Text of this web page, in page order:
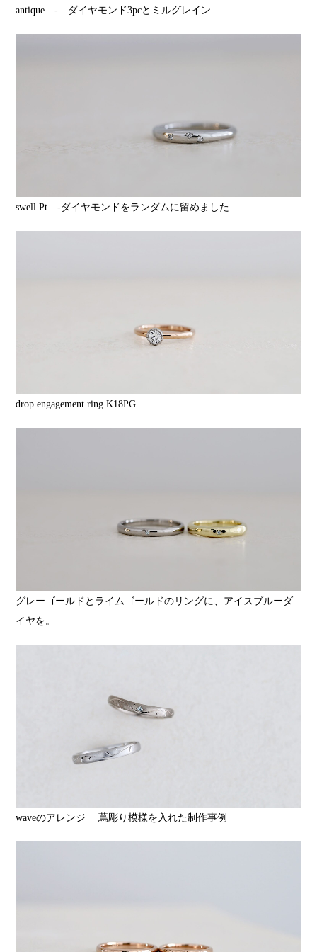
antique - ダイヤモンド3pcとミルグレイン
swell Pt -ダイヤモンドをランダムに留めました
drop engagement ring K18PG
グレーゴールドとライムゴールドのリングに、アイスブルーダ
イヤを。
waveのアレンジ 蔦彫り模様を入れた制作事例